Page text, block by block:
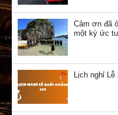
Cảm ơn đã
một ký ức
Lịch nghỉ